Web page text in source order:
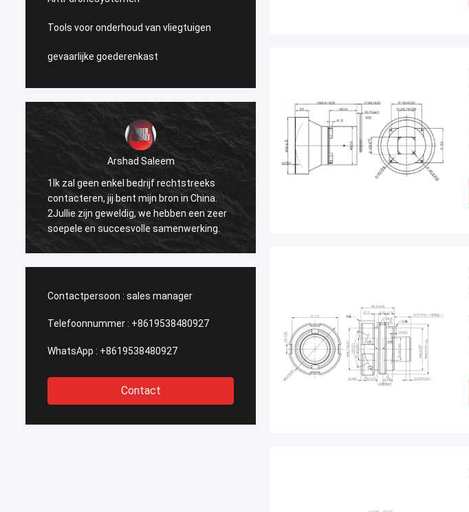
Tools voor onderhoud van vliegtuigen
gevaarlijke goederenkast
Arshad Saleem
1Ik zal geen enkel bedrijf rechtstreeks
contacteren, jij bent mijn bron in China.
2Jullie zijn geweldig, we hebben een zeer
soepele en succesvolle samenwerking.
Greg Blades
1.Beste service, beste prijs 2Hopelijk
Contactpersoon : sales manager
Telefoonnummer : +8619538480927
WhatsApp : +8619538480927
Contact